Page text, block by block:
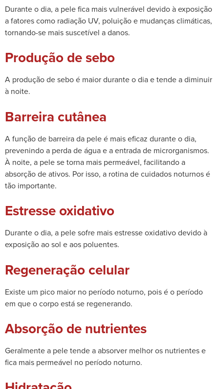
Durante o dia, a pele fica mais vulnerável devido à exposição
a fatores como radiação UV, poluição e mudanças climáticas,
tornando-se mais suscetível a danos.
Produção de sebo
A produção de sebo é maior durante o dia e tende a diminuir
à noite.
Barreira cutânea
A função de barreira da pele é mais eficaz durante o dia,
prevenindo a perda de água e a entrada de microrganismos.
À noite, a pele se torna mais permeável, facilitando a
absorção de ativos. Por isso, a rotina de cuidados noturnos é
tão importante.
Estresse oxidativo
Durante o dia, a pele sofre mais estresse oxidativo devido à
exposição ao sol e aos poluentes.
Regeneração celular
Existe um pico maior no período noturno, pois é o período
em que o corpo está se regenerando.
Absorção de nutrientes
Geralmente a pele tende a absorver melhor os nutrientes e
fica mais permeável no período noturno.